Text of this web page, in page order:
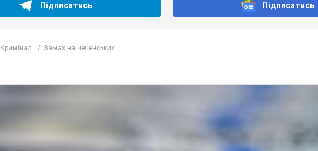
Підписатись Підписатись
Кримінал Замах на чеченських...